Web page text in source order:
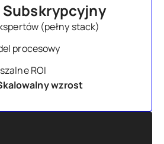
Subskrypcyjny
(pełny stack)
procesowy
ROI
wzrost